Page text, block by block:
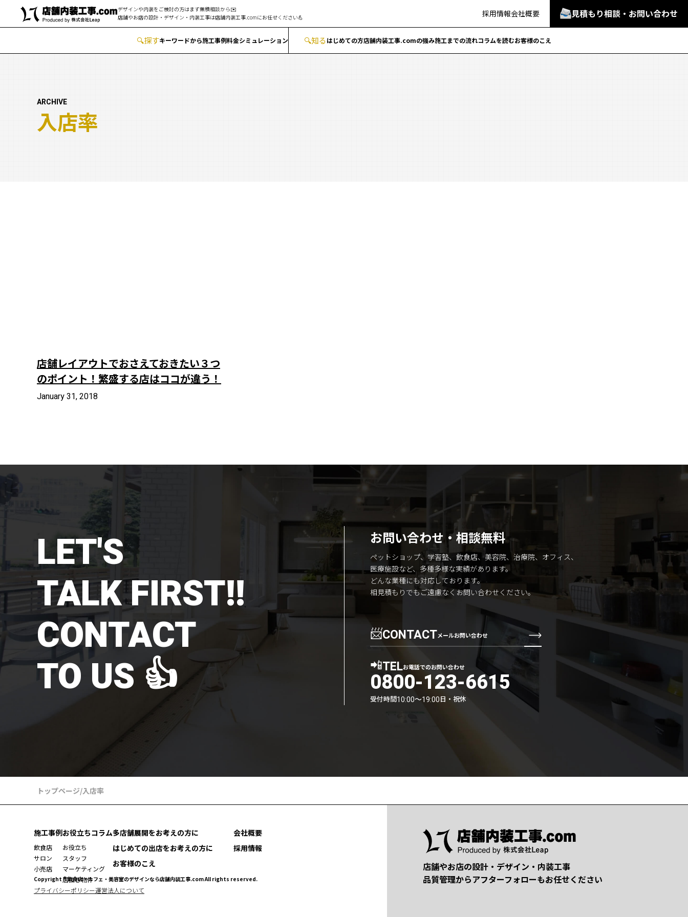
デザインや内装をご検討の方はまず無積相談から✉️
店舗やお店の設計・デザイン・内装工事は店舗内装工事.comにお任せください💪 採用情報会社概要 見積もり相談・お問い合わせ
🔍︎探すキーワードから施工事例料金シミュレーション 🔍知るはじめての方店舗内装工事.comの強み施工までの流れコラムを読むお客様のこえ
ARCHIVE
入店率
店舗レイアウトでおさえておきたい３つ
のポイント！繁盛する店はココが違う！
January 31, 2018
LET'S
TALK FIRST!!
CONTACT
TO US 👍
お問い合わせ・相談無料
ペットショップ、学習塾、飲食店、美容院、治療院、オフィス、
医療施設など、多種多様な実績があります。
どんな業種にも対応しております。
相見積もりでもご遠慮なくお問い合わせください。
📨CONTACTメールお問い合わせ
📲TELお電話でのお問い合わせ
0800-123-6615
受付時間10:00〜19:00日・祝休
トップページ/入店率
施工事例
飲食店
サロン
小売店
お役立ちコラム
お役立ち
スタッフ
マーケティング
居抜き物件
多店舗展開をお考えの方に
はじめての出店をお考えの方に
お客様のこえ
会社概要
採用情報
プライバシーポリシー運営法人について
Copyright ® 飲食店・カフェ・美容室のデザインなら店舗内装工事.com All rights reserved.
店舗やお店の設計・デザイン・内装工事
品質管理からアフターフォローもお任せください